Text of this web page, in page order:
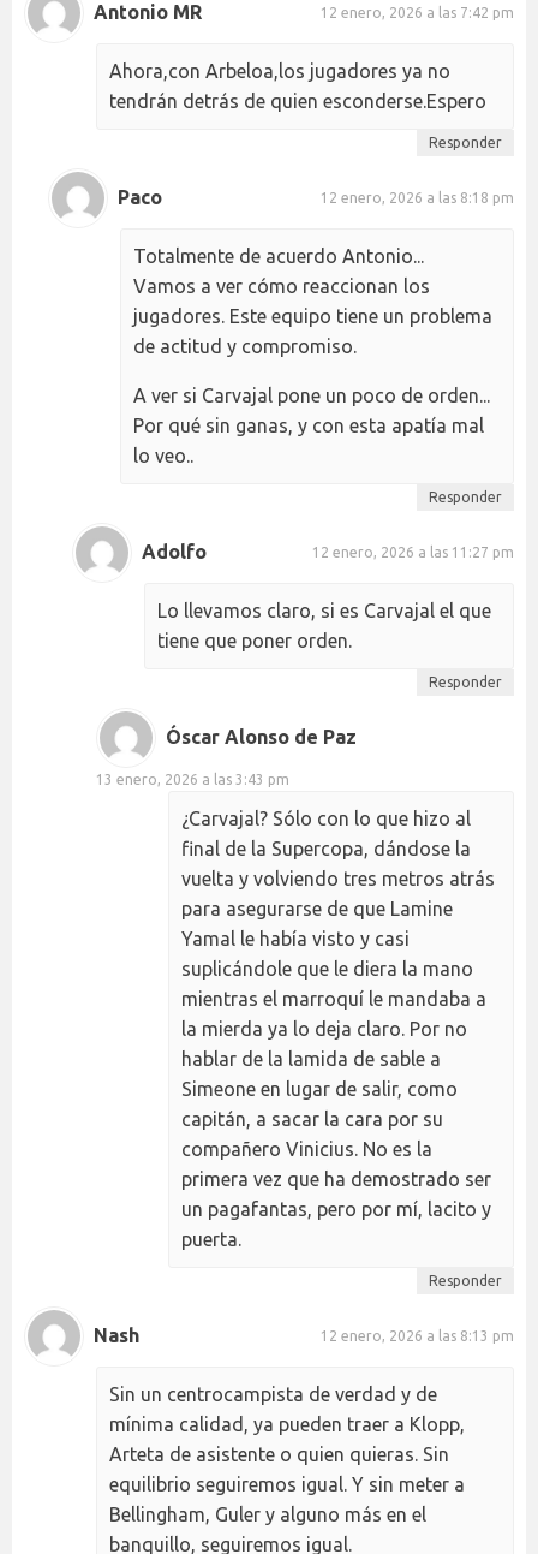
Antonio MR 12 enero, 2026 a las 7:42 pm
Ahora,con Arbeloa,los jugadores ya no
tendrán detrás de quien esconderse.Espero
Responder
Paco 12 enero, 2026 a las 8:18 pm
Totalmente de acuerdo Antonio...
Vamos a ver cómo reaccionan los
jugadores. Este equipo tiene un problema
de actitud y compromiso.
A ver si Carvajal pone un poco de orden...
Por qué sin ganas, y con esta apatía mal
lo veo..
Responder
Adolfo 12 enero, 2026 a las 11:27 pm
Lo llevamos claro, si es Carvajal el que
tiene que poner orden.
Responder
Óscar Alonso de Paz
13 enero, 2026 a las 3:43 pm
¿Carvajal? Sólo con lo que hizo al
final de la Supercopa, dándose la
vuelta y volviendo tres metros atrás
para asegurarse de que Lamine
Yamal le había visto y casi
suplicándole que le diera la mano
mientras el marroquí le mandaba a
la mierda ya lo deja claro. Por no
hablar de la lamida de sable a
Simeone en lugar de salir, como
capitán, a sacar la cara por su
compañero Vinicius. No es la
primera vez que ha demostrado ser
un pagafantas, pero por mí, lacito y
puerta.
Responder
Nash 12 enero, 2026 a las 8:13 pm
Sin un centrocampista de verdad y de
mínima calidad, ya pueden traer a Klopp,
Arteta de asistente o quien quieras. Sin
equilibrio seguiremos igual. Y sin meter a
Bellingham, Guler y alguno más en el
banquillo, seguiremos igual.